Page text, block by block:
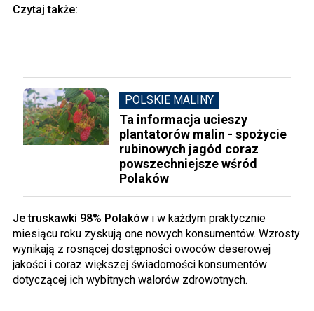
Czytaj także:
POLSKIE MALINY
Ta informacja ucieszy
plantatorów malin - spożycie
rubinowych jagód coraz
powszechniejsze wśród
Polaków
Je truskawki 98% Polaków i w każdym praktycznie
miesiącu roku zyskują one nowych konsumentów. Wzrosty
wynikają z rosnącej dostępności owoców deserowej
jakości i coraz większej świadomości konsumentów
dotyczącej ich wybitnych walorów zdrowotnych.